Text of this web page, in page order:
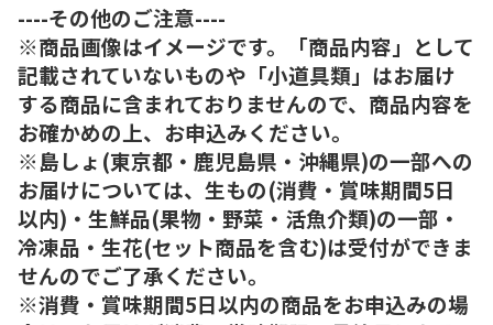
----その他のご注意----
※商品画像はイメージです。「商品内容」として
記載されていないものや「小道具類」はお届け
する商品に含まれておりませんので、商品内容を
お確かめの上、お申込みください。
※島しょ(東京都・鹿児島県・沖縄県)の一部への
お届けについては、生もの(消費・賞味期間5日
以内)・生鮮品(果物・野菜・活魚介類)の一部・
冷凍品・生花(セット商品を含む)は受付ができま
せんのでご了承ください。
※消費・賞味期間5日以内の商品をお申込みの場